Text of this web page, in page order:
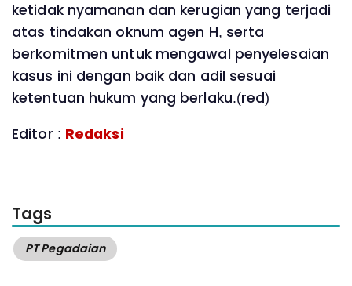
ketidak nyamanan dan kerugian yang terjadi
atas tindakan oknum agen H, serta
berkomitmen untuk mengawal penyelesaian
kasus ini dengan baik dan adil sesuai
ketentuan hukum yang berlaku.(red)
Editor : Redaksi
Tags
PT Pegadaian